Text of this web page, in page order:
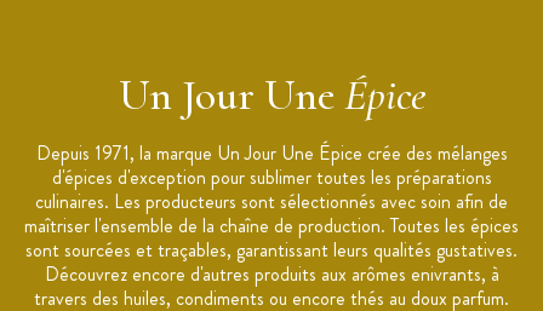
Un Jour UneÉpice
Depuis 1971, la marque Un Jour Une Épice crée des mélanges
d'épices d'exception pour sublimer toutes les préparations
culinaires. Les producteurs sont sélectionnés avec soin afin de
maîtriser l'ensemble de la chaîne de production. Toutes les épices
sont sourcées et traçables, garantissant leurs qualités gustatives.
Découvrez encore d'autres produits aux arômes enivrants, à
travers des huiles, condiments ou encore thés au doux parfum.